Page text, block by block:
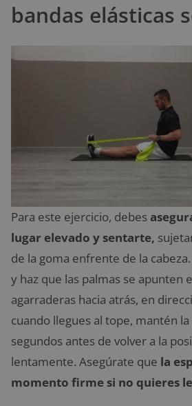
bandas elásticas
Para este ejercicio, debes
lugar elevado y sentarte,
de la goma enfrente de la
y haz que las palmas se apunten
agarraderas hacia atrás, en
cuando llegues al tope, mantén
segundos antes de volver a la
lentamente. Asegúrate que la
momento firme si no quieres